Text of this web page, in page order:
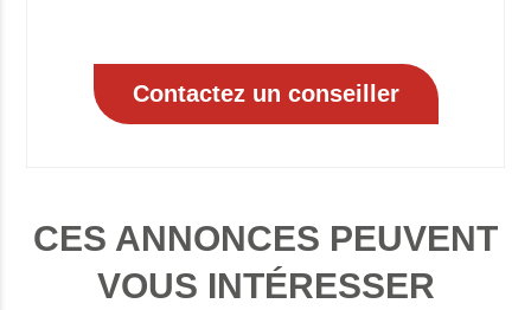
CES ANNONCES PEUVENT
VOUS INTÉRESSER